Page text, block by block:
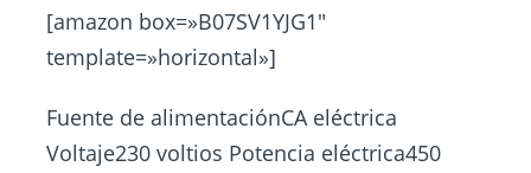
[amazon box=»B07SV1YJG1″
template=»horizontal»]
Fuente de alimentaciónCA eléctrica
Voltaje230 voltios Potencia eléctrica450